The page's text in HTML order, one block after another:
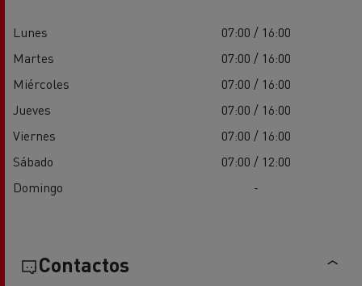
Lunes
07:00 / 16:00
Martes
07:00 / 16:00
Miércoles
07:00 / 16:00
Jueves
07:00 / 16:00
Viernes
07:00 / 16:00
Sábado
07:00 / 12:00
Domingo
-
Contactos